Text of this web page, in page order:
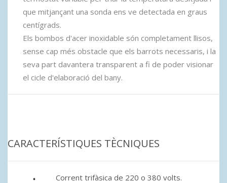
que mitjançant una sonda ens ve detectada en graus
centígrads.
Els bombos d'acer inoxidable són completament llisos,
sense cap més obstacle que els barrots necessaris, i la
seva part davantera transparent a fi de poder visionar
el cicle d'elaboració del bany.
CARACTERÍSTIQUES TÈCNIQUES
Corrent trifàsica de 220 o 380 volts.